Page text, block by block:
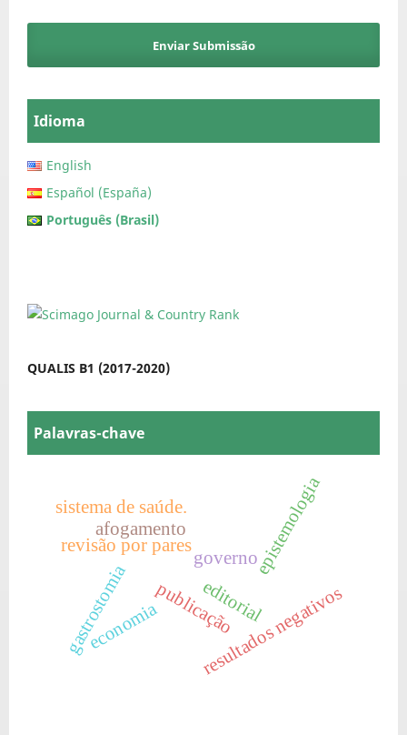
Enviar Submissão
Idioma
English
Español (España)
Português (Brasil)
QUALIS B1 (2017-2020)
Palavras-chave
editorial
publicação
economia
governoepistemologia
revisão por pares
resultados negativos
gastrostomia
afogamento
sistema de saúde.